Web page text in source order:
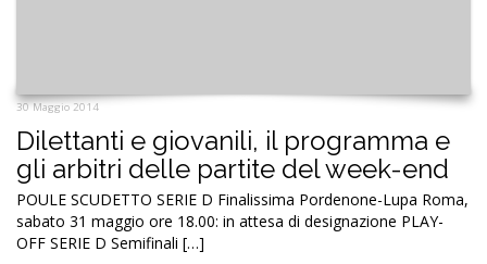
30 Maggio 2014
Dilettanti e giovanili, il programma e
gli arbitri delle partite del week-end
POULE SCUDETTO SERIE D Finalissima Pordenone-Lupa Roma,
sabato 31 maggio ore 18.00: in attesa di designazione PLAY-
OFF SERIE D Semifinali […]